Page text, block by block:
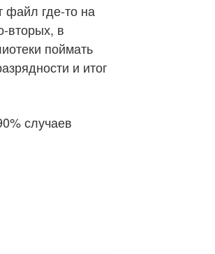
файл где-то на
вторых, в
поймать
и итог
случаев